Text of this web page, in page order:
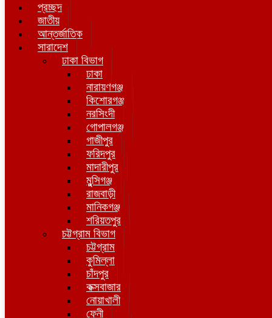
প্রচ্ছদ
জাতীয়
আন্তর্জাতিক
সারাদেশ
ঢাকা বিভাগ
ঢাকা
নারায়ণগঞ্জ
কিশোরগঞ্জ
নরসিংদী
গোপালগঞ্জ
গাজীপুর
ফরিদপুর
মাদারীপুর
মুন্সিগঞ্জ
রাজবাড়ী
মানিকগঞ্জ
শরিয়তপুর
চট্টগ্রাম বিভাগ
চট্টগ্রাম
কুমিল্লা
চাঁদপুর
কক্সবাজার
নোয়াখালী
ফেনী